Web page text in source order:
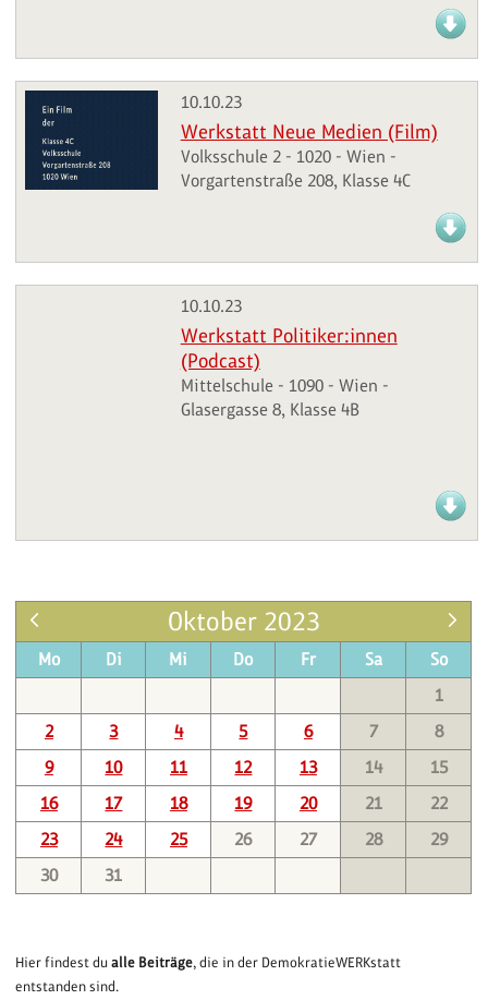
10.10.23
Werkstatt Neue Medien (Film)
Volksschule 2 - 1020 - Wien -
Vorgartenstraße 208, Klasse 4C
10.10.23
Werkstatt Politiker:innen
(Podcast)
Mittelschule - 1090 - Wien -
Glasergasse 8, Klasse 4B
Oktober 2023
Mo Di Mi Do Fr Sa
So
1
2
3 4 5 6 7
8
9
10 11 12 13 14
15
16
17 18 19 20 21
22
23
24 25 26 27 28
29
30
31
Hier findest dualle Beiträge, die in der DemokratieWERKstatt
entstanden sind.